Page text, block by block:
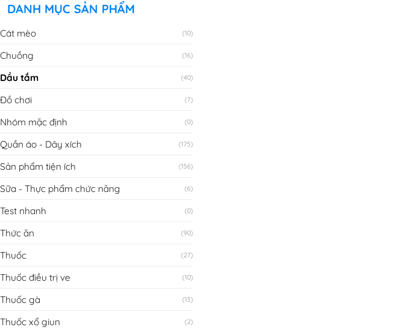
DANH MỤC SẢN PHẨM
Cát mèo (10)
Chuồng (16)
Dầu tắm (40)
Đồ chơi (7)
Nhóm mặc định (0)
Quần áo - Dây xích (175)
Sản phẩm tiện ích (156)
Sữa - Thực phẩm chức năng (6)
Test nhanh (0)
Thức ăn (90)
Thuốc (27)
Thuốc điều trị ve (10)
Thuốc gà (13)
Thuốc xổ giun (2)